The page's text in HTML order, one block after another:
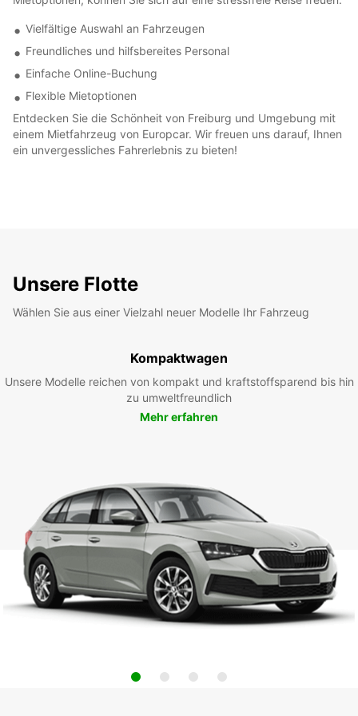
Vielfältige Auswahl an Fahrzeugen
Freundliches und hilfsbereites Personal
Einfache Online-Buchung
Flexible Mietoptionen
Entdecken Sie die Schönheit von Freiburg und Umgebung mit
einem Mietfahrzeug von Europcar. Wir freuen uns darauf, Ihnen
ein unvergessliches Fahrerlebnis zu bieten!
Unsere Flotte
Wählen Sie aus einer Vielzahl neuer Modelle Ihr Fahrzeug
Kompaktwagen
Unsere Modelle reichen von kompakt und kraftstoffsparend bis hin
zu umweltfreundlich
Mehr erfahren